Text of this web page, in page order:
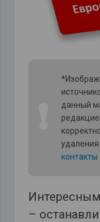
данный
контакты
–